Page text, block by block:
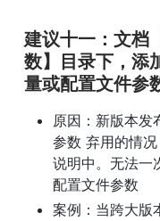
建议十一：文档
数】目录下，添
量或配置文件参
原因：新版本发
参数 弃用的情
说明中。无法一
配置文件参数
案例：当跨大版